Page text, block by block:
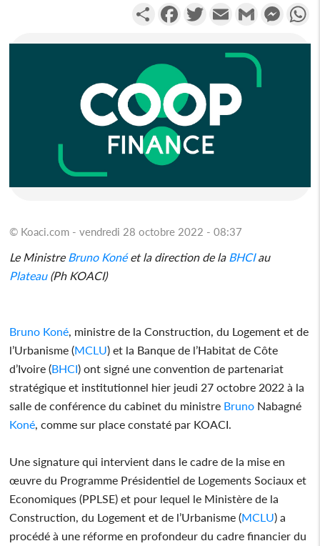
PartagerFacebookTwitterEmail Gmail
© Koaci.com - vendredi 28 octobre 2022 - 08:37
Le Ministre Bruno Konéet la direction de la BHCIau
Plateau(Ph KOACI)
Bruno Koné , ministre de la Construction, du Logement et de
l’Urbanisme (MCLU) et la Banque de l’Habitat de Côte
d’Ivoire (BHCI) ont signé une convention de partenariat
stratégique et institutionnel hier jeudi 27 octobre 2022 à la
salle de conférence du cabinet du ministre Bruno Nabagné
Koné , comme sur place constaté par KOACI.
Une signature qui intervient dans le cadre de la mise en
œuvre du Programme Présidentiel de Logements Sociaux et
Economiques (PPLSE) et pour lequel le Ministère de la
Construction, du Logement et de l’Urbanisme (MCLU) a
procédé à une réforme en profondeur du cadre financier du